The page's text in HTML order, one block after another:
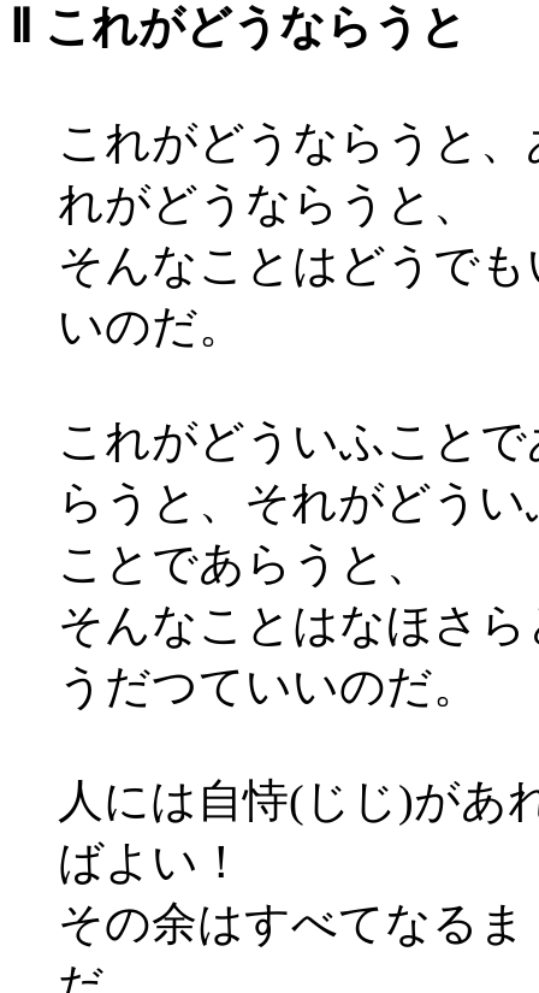
Ⅱ これがどうならうと
これがどうならうと、
れがどうならうと、
そんなことはどうでも
いのだ。
これがどういふことで
らうと、それがどうい
ことであらうと、
そんなことはなほさら
うだつていいのだ。
人には自恃(じじ)があ
ばよい！
その余はすべてなるま